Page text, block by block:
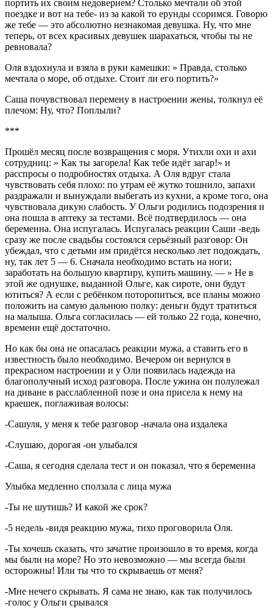
портить их своим недоверием? Столько мечтали об этой
поездке и вот на тебе- из за какой то ерунды ссоримся. Говорю
же тебе — это абсолютно незнакомая девушка. Ну, что мне
теперь, от всех красивых девушек шарахаться, чтобы ты не
ревновала?
Оля вздохнула и взяла в руки камешки: » Правда, столько
мечтала о море, об отдыхе. Стоит ли его портить?»
Саша почувствовал перемену в настроении жены, толкнул её
плечом: Ну, что? Поплыли?
***
Прошёл месяц после возвращения с моря. Утихли охи и ахи
сотрудниц: » Как ты загорела! Как тебе идёт загар!» и
расспросы о подробностях отдыха. А Оля вдруг стала
чувствовать себя плохо: по утрам её жутко тошнило, запахи
раздражали и вынуждали выбегать из кухни, а кроме того, она
чувствовала дикую слабость. У Ольги родились подозрения и
она пошла в аптеку за тестами. Всё подтвердилось — она
беременна. Она испугалась. Испугалась реакции Саши -ведь
сразу же после свадьбы состоялся серьёзный разговор: Он
убеждал, что с детьми им придётся несколько лет подождать,
ну, так лет 5 — 6. Сначала необходимо встать на ноги;
заработать на большую квартиру, купить машину. — » Не в
этой же однушке, выданной Ольге, как сироте, они будут
ютиться? А если с ребёнком поторопиться, все планы можно
положить на самую дальнюю полку: деньги будут тратиться
на малыша. Ольга согласилась — ей только 22 года, конечно,
времени ещё достаточно.
Но как бы она не опасалась реакции мужа, а ставить его в
известность было необходимо. Вечером он вернулся в
прекрасном настроении и у Оли появилась надежда на
благополучный исход разговора. После ужина он полулежал
на диване в расслабленной позе и она присела к нему на
краешек, поглаживая волосы:
-Сашуля, у меня к тебе разговор -начала она издалека
-Слушаю, дорогая -он улыбался
-Саша, я сегодня сделала тест и он показал, что я беременна
Улыбка медленно сползала с лица мужа
-Ты не шутишь? И какой же срок?
-5 недель -видя реакцию мужа, тихо проговорила Оля.
-Ты хочешь сказать, что зачатие произошло в то время, когда
мы были на море? Но это невозможно — мы всегда были
осторожны! Или ты что то скрываешь от меня?
-Мне нечего скрывать. Я сама не знаю, как так получилось
-голос у Ольги срывался